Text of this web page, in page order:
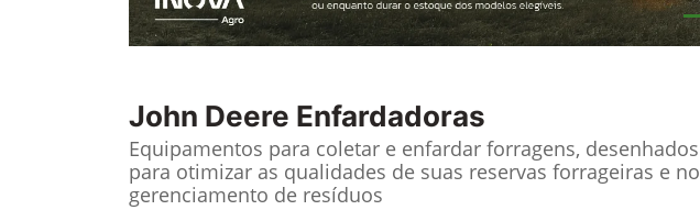
John Deere Enfardadoras
Equipamentos para coletar e enfardar forragens, desenhados
para otimizar as qualidades de suas reservas forrageiras e no
gerenciamento de resíduos